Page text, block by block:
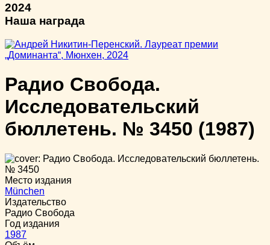
2024
Наша награда
Радио Свобода.
Исследовательский
бюллетень. № 3450 (1987)
Место издания
München
Издательство
Радио Свобода
Год издания
1987